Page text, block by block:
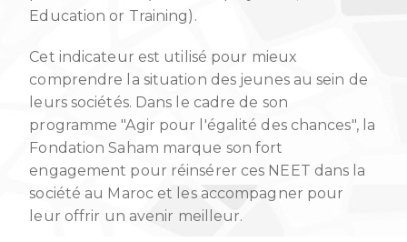
Education or Training).
Cet indicateur est utilisé pour mieux
comprendre la situation des jeunes au sein de
leurs sociétés. Dans le cadre de son
programme "Agir pour l'égalité des chances", la
Fondation Saham marque son fort
engagement pour réinsérer ces NEET dans la
société au Maroc et les accompagner pour
leur offrir un avenir meilleur.